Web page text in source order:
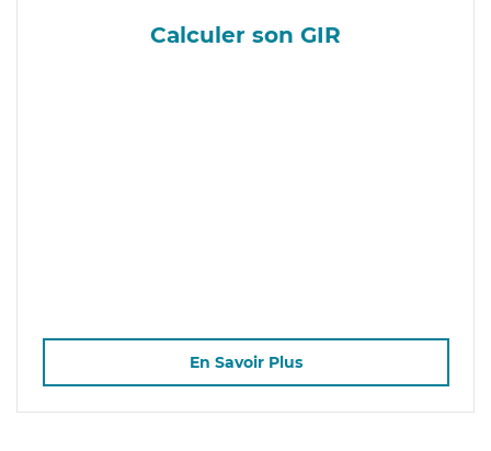
Calculer son GIR
En Savoir Plus